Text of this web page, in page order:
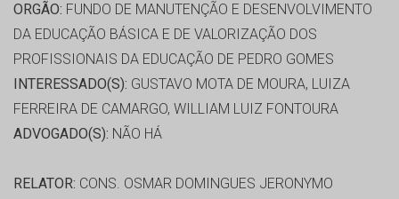
ORGÃO: FUNDO DE MANUTENÇÃO E DESENVOLVIMENTO
DA EDUCAÇÃO BÁSICA E DE VALORIZAÇÃO DOS
PROFISSIONAIS DA EDUCAÇÃO DE PEDRO GOMES
INTERESSADO(S): GUSTAVO MOTA DE MOURA, LUIZA
FERREIRA DE CAMARGO, WILLIAM LUIZ FONTOURA
ADVOGADO(S): NÃO HÁ
RELATOR: CONS. OSMAR DOMINGUES JERONYMO